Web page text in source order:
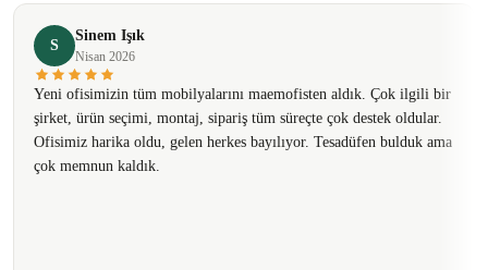
S
Sinem Işık
Nisan 2026
Yeni ofisimizin tüm mobilyalarını maemofisten aldık. Çok ilgili bir
şirket, ürün seçimi, montaj, sipariş tüm süreçte çok destek oldular.
Ofisimiz harika oldu, gelen herkes bayılıyor. Tesadüfen bulduk ama
çok memnun kaldık.